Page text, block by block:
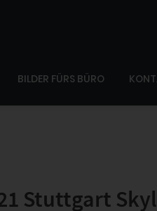
BILDER FÜRS BÜRO
Stuttgart